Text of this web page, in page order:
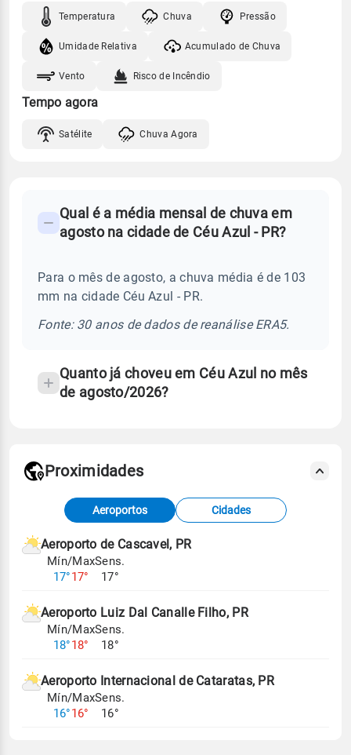
Temperatura Chuva Pressão
Umidade Relativa Acumulado de Chuva
Vento Risco de Incêndio
Tempo agora
Satélite Chuva Agora
Perguntas
sobre
chuva
Qual é a média mensal de chuva em
agosto na cidade de Céu Azul - PR?
Para o mês de agosto, a chuva média é de 103
mm na cidade Céu Azul - PR.
Fonte: 30 anos de dados de reanálise ERA5.
Quanto já choveu em Céu Azul no mês
de agosto/2026?
Fonte: dados combinados de estações
meteorológicas e satélite do Centro de Previsão
de Tempo e Estudos Climáticos (CPTEC).
Para obter mais informações sobre os dados
Proximidades
Aeroportos Cidades
Aeroporto de Cascavel, PR
Mín/Max
17°17°
Sens.
17°
Aeroporto Luiz Dal Canalle Filho, PR
Mín/Max
18°18°
Sens.
18°
Aeroporto Internacional de Cataratas, PR
Mín/Max
16°16°
Sens.
16°